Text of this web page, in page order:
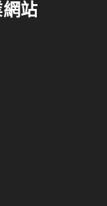
站